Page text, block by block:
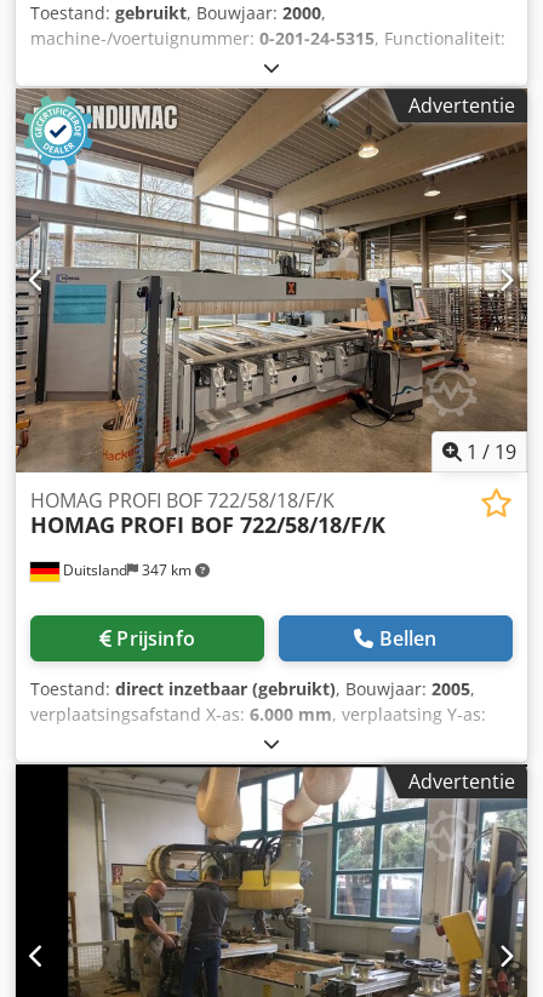
Toestand: gebruikt, Bouwjaar: 2000,
machine-/voertuignummer: 0-201-24-5315, Functionaliteit:
, bedrijfsturen:
12 kW (16,32 pk), ingangsspanning:400 V, ingangsstroom:
45 A, ingangsfrequentie:50 Hz
, type ingangsstroom:
driefasig, verplaatsingsafstand X-as:3.000 mm
verplaatsing Y-as:1.150 mm, verplaatsingsafstand Z-as:
150 mm, aantal assen:3, aantal posities in het
gereedschapsmagazijn:12, controllerfabrikant:HOMAG
aandrijvingstype:elektrisch, totale hoogte:2.650 mm,
totale lengte:5.750 mm, totale breedte: 4.000 mm,
totaalgewicht:5.885 kg , jaar van de laatste revisie:2023,
Uitrusting:CE-markering, documentatie / handleiding, De
machine is functioneel en wordt vervangen vanwege de
aanschaf van een nieuwe machine. Een bijbehorende
vacuümpomp is bij de prijs inbegrepen. Crjdpfjy Tmc Eex
Ahtjf
Advertentie
1 / 19
Duitsland 347 km
HOMAG PROFI BOF 722/58/18/F/K
HOMAG PROFI BOF 722/58/18/F/K
Prijsinfo Bellen
Toestand: direct inzetbaar (gebruikt), Bouwjaar: 2005,
verplaatsingsafstand X-as: 6.000 mm, verplaatsing Y-as:
, verplaatsingsafstand Z-as:
assen:5, Deze 5-assige HOMAG PROFI BOF 722/58/18/F/K
werd vervaardigd in 2005 en heeft een bewerkingsbereik
van X = 6000 mm, Y = 1800 mm en Z = 380 mm. Hij bevat
een in 2019 vervangen 5-assige vorkkop en twee
meelopende platenwisselaars met elk 18 sleuven. Ideaal
voor geavanceerde houtbewerking, overweeg de
mogelijkheid om dit HOMAG PROFI BOF 722/58/18/F/K CNC
bewerkingscentrum te kopen. Neem contact met ons op
voor meer informatie over deze machine. Cedpfxox D Hxfe
Advertentie